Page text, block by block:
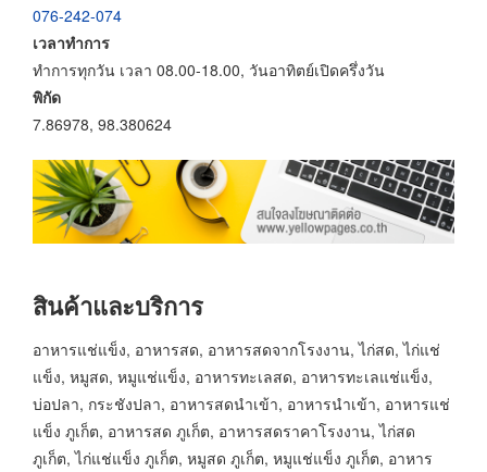
076-242-074
เวลาทำการ
ทำการทุกวัน เวลา 08.00-18.00, วันอาทิตย์เปิดครึ่งวัน
พิกัด
7.86978, 98.380624
สินค้าและบริการ
อาหารแช่แข็ง, อาหารสด, อาหารสดจากโรงงาน, ไก่สด, ไก่แช่
แข็ง, หมูสด, หมูแช่แข็ง, อาหารทะเลสด, อาหารทะเลแช่แข็ง,
บ่อปลา, กระชังปลา, อาหารสดนำเข้า, อาหารนำเข้า, อาหารแช่
แข็ง ภูเก็ต, อาหารสด ภูเก็ต, อาหารสดราคาโรงงาน, ไก่สด
ภูเก็ต, ไก่แช่แข็ง ภูเก็ต, หมูสด ภูเก็ต, หมูแช่แข็ง ภูเก็ต, อาหาร